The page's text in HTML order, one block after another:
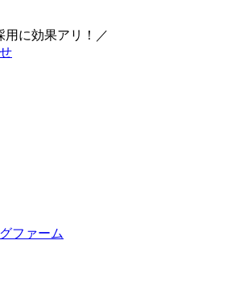
用に効果アリ！／
ファーム